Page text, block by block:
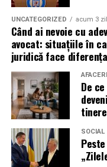
Campania „Aleg să
este doar despre
care fiecare dintre
mai lase calitatea
păzit.
România are sute de
dintre cei care ar
nu pentru că nu le
Vizibilitatea
din afacere.
UNCATEGORIZED acum 3
Când ai nevoie cu
avocat: situațiile în
juridică face diferența
AFACERI
De
SOCIAL